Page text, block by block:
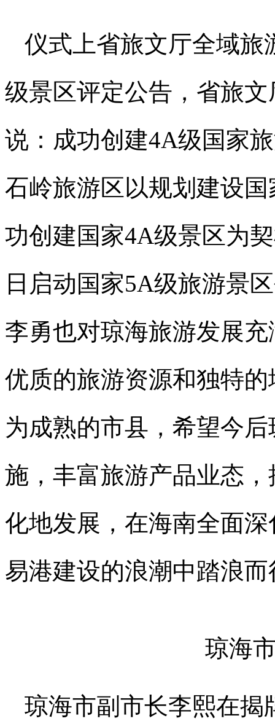
仪式上省旅文厅全域
级景区评定公告，省旅
说：成功创建4A级国家
石岭旅游区以规划建设
功创建国家4A级景区为
日启动国家5A级旅游景
李勇也对琼海旅游发展
优质的旅游资源和独特
为成熟的市县，希望今
施，丰富旅游产品业态
化地发展，在海南全面
易港建设的浪潮中踏浪
琼海
琼海市副市长李熙在揭